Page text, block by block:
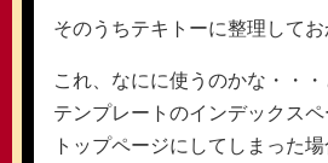
そのうちテキトーに整理してお
これ、なにに使うのかな・・
テンプレートのインデックス
トップページにしてしまった